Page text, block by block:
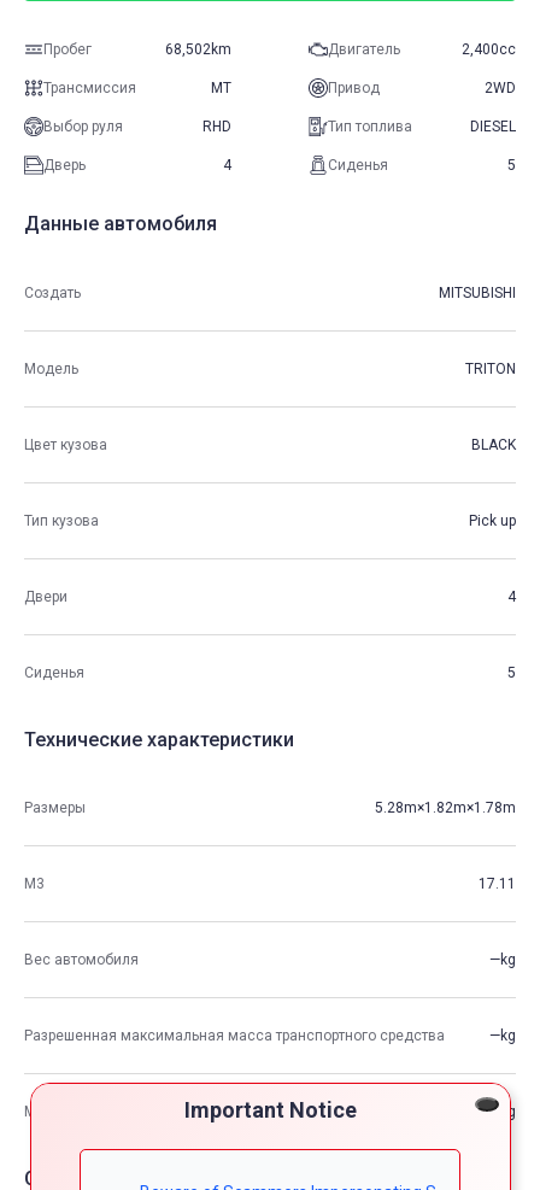
Important Notice
Пробег 68,502km Двигатель 2,400cc
Трансмиссия MT Привод 2WD
Выбор руля RHD Тип топлива DIESEL
Дверь 4 Сиденья 5
Данные автомобиля
Создать MITSUBISHI
Модель TRITON
Цвет кузова BLACK
Тип кузова Pick up
Двери 4
Сиденья 5
Технические характеристики
Размеры 5.28m×1.82m×1.78m
М3 17.11
Вес автомобиля —kg
Разрешенная максимальная масса транспортного средства —kg
Максимальная грузоподъемность —kg
Опции автомобия